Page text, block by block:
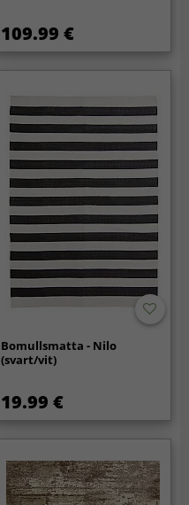
109.99 €
Bomullsmatta - Nilo
(svart/vit)
19.99 €